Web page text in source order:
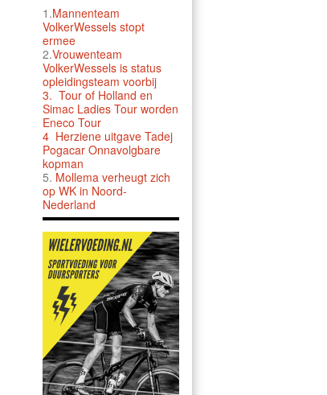
1.Mannenteam
VolkerWessels stopt
ermee
2.Vrouwenteam
VolkerWessels is status
opleidingsteam voorbij
3. Tour of Holland en
Simac Ladies Tour worden
Eneco Tour
4 Herziene uitgave Tadej
Pogacar Onnavolgbare
kopman
5. Mollema verheugt zich
op WK in Noord-
Nederland